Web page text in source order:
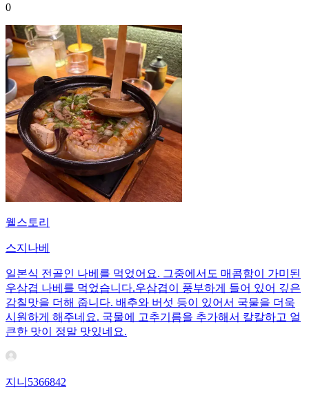
0
웰스토리
스지나베
일본식 전골인 나베를 먹었어요. 그중에서도 매콤함이 가미된
우삼겹 나베를 먹었습니다.우삼겹이 풍부하게 들어 있어 깊은
감칠맛을 더해 줍니다. 배추와 버섯 등이 있어서 국물을 더욱
시원하게 해주네요. 국물에 고추기름을 추가해서 칼칼하고 얼
큰한 맛이 정말 맛있네요.
지니5366842